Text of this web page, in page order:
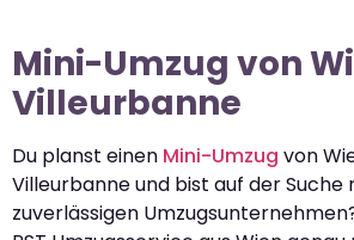
Mini-Umzug von
Villeurbanne
Du planst einen Mini-Umzug von
Villeurbanne und bist auf der Suche
zuverlässigen